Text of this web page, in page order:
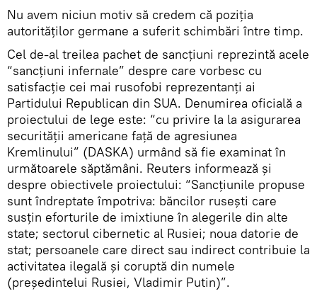
Nu avem niciun motiv să credem că poziția
autorităților germane a suferit schimbări între timp.
Cel de-al treilea pachet de sancțiuni reprezintă acele
“sancțiuni infernale” despre care vorbesc cu
satisfacție cei mai rusofobi reprezentanți ai
Partidului Republican din SUA. Denumirea oficială a
proiectului de lege este: “cu privire la la asigurarea
securității americane față de agresiunea
Kremlinului” (DASKA) urmând să fie examinat în
următoarele săptămâni. Reuters informează și
despre obiectivele proiectului: “Sancțiunile propuse
sunt îndreptate împotriva: băncilor rusești care
susțin eforturile de imixtiune în alegerile din alte
state; sectorul cibernetic al Rusiei; noua datorie de
stat; persoanele care direct sau indirect contribuie la
activitatea ilegală și coruptă din numele
(președintelui Rusiei, Vladimir Putin)”.